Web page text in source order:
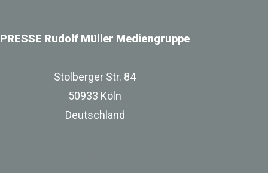
PRESSE Rudolf Müller Mediengruppe
Stolberger Str. 84
50933 Köln
Deutschland